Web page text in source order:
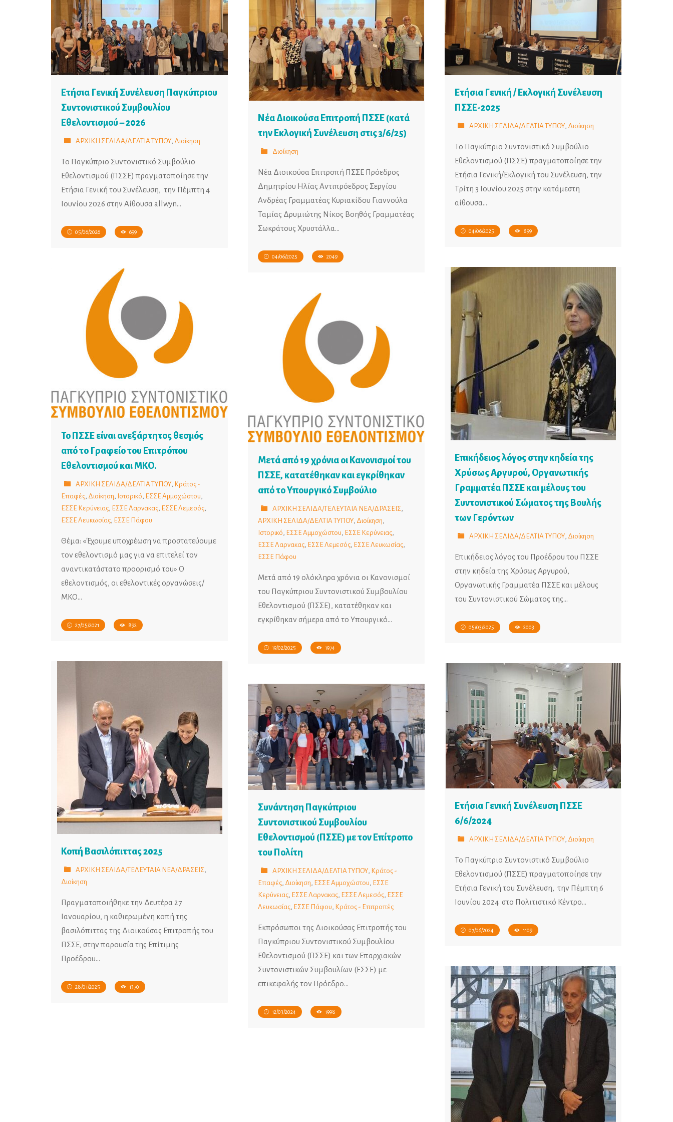
Ετήσια Γενική Συνέλευση Παγκύπριου
Συντονιστικού Συμβουλίου
Εθελοντισμού – 2026
ΑΡΧΙΚΗ ΣΕΛΙΔΑ/ΔΕΛΤΙΑ ΤΥΠΟΥ, Διοίκηση
Το Παγκύπριο Συντονιστικό Συμβούλιο
Εθελοντισμού (ΠΣΣΕ) πραγματοποίησε την
Ετήσια Γενική του Συνέλευση, την Πέμπτη 4
Ιουνίου 2026 στην Αίθουσα allwyn…
05/06/2026 699
Νέα Διοικούσα Επιτροπή ΠΣΣΕ (κατά
την Εκλογική Συνέλευση στις 3/6/25)
Διοίκηση
Νέα Διοικούσα Επιτροπή ΠΣΣΕ Πρόεδρος
Δημητρίου Ηλίας Αντιπρόεδρος Σεργίου
Ανδρέας Γραμματέας Κυριακίδου Γιαννούλα
Ταμίας Δρυμιώτης Νίκος Βοηθός Γραμματέας
Σωκράτους Χρυστάλλα…
04/06/2025 2049
Ετήσια Γενική / Εκλογική Συνέλευση
ΠΣΣΕ-2025
ΑΡΧΙΚΗ ΣΕΛΙΔΑ/ΔΕΛΤΙΑ ΤΥΠΟΥ, Διοίκηση
Το Παγκύπριο Συντονιστικό Συμβούλιο
Εθελοντισμού (ΠΣΣΕ) πραγματοποίησε την
Ετήσια Γενική/Εκλογική του Συνέλευση, την
Τρίτη 3 Ιουνίου 2025 στην κατάμεστη
αίθουσα…
04/06/2025 899
Επικήδειος λόγος στην κηδεία της
Χρύσως Αργυρού, Οργανωτικής
Γραμματέα ΠΣΣΕ και μέλους του
Συντονιστικού Σώματος της Βουλής
των Γερόντων
ΑΡΧΙΚΗ ΣΕΛΙΔΑ/ΔΕΛΤΙΑ ΤΥΠΟΥ, Διοίκηση
Επικήδειος λόγος του Προέδρου του ΠΣΣΕ
στην κηδεία της Χρύσως Αργυρού,
Οργανωτικής Γραμματέα ΠΣΣΕ και μέλους
του Συντονιστικού Σώματος της…
05/03/2025 2003
Το ΠΣΣΕ είναι ανεξάρτητος θεσμός
από το Γραφείο του Επιτρόπου
Εθελοντισμού και ΜΚΟ.
ΑΡΧΙΚΗ ΣΕΛΙΔΑ/ΔΕΛΤΙΑ ΤΥΠΟΥ, Κράτος -
Επαφές, Διοίκηση, Ιστορικό, ΕΣΣΕ Αμμοχώστου,
ΕΣΣΕ Κερύνειας, ΕΣΣΕ Λαρνακας, ΕΣΣΕ Λεμεσός,
ΕΣΣΕ Λευκωσίας, ΕΣΣΕ Πάφου
Θέμα: «Έχουμε υποχρέωση να προστατεύουμε
τον εθελοντισμό μας για να επιτελεί τον
αναντικατάστατο προορισμό του» Ο
εθελοντισμός, οι εθελοντικές οργανώσεις/
ΜΚΟ…
27/05/2021 892
Μετά από 19 χρόνια οι Κανονισμοί του
ΠΣΣΕ, κατατέθηκαν και εγκρίθηκαν
από το Υπουργικό Συμβούλιο
ΑΡΧΙΚΗ ΣΕΛΙΔΑ/ΤΕΛΕΥΤΑΙΑ ΝΕΑ/ΔΡΑΣΕΙΣ,
ΑΡΧΙΚΗ ΣΕΛΙΔΑ/ΔΕΛΤΙΑ ΤΥΠΟΥ, Διοίκηση,
Ιστορικό, ΕΣΣΕ Αμμοχώστου, ΕΣΣΕ Κερύνειας,
ΕΣΣΕ Λαρνακας, ΕΣΣΕ Λεμεσός, ΕΣΣΕ Λευκωσίας,
ΕΣΣΕ Πάφου
Μετά από 19 ολόκληρα χρόνια οι Κανονισμοί
του Παγκύπριου Συντονιστικού Συμβουλίου
Εθελοντισμού (ΠΣΣΕ), κατατέθηκαν και
εγκρίθηκαν σήμερα από το Υπουργικό…
19/02/2025 1974
Κοπή Βασιλόπιττας 2025
ΑΡΧΙΚΗ ΣΕΛΙΔΑ/ΤΕΛΕΥΤΑΙΑ ΝΕΑ/ΔΡΑΣΕΙΣ,
Διοίκηση
Πραγματοποιήθηκε την Δευτέρα 27
Ιανουαρίου, η καθιερωμένη κοπή της
βασιλόπιττας της Διοικούσας Επιτροπής του
ΠΣΣΕ, στην παρουσία της Επίτιμης
Προέδρου…
28/01/2025 1370
Ετήσια Γενική Συνέλευση ΠΣΣΕ
6/6/2024
ΑΡΧΙΚΗ ΣΕΛΙΔΑ/ΔΕΛΤΙΑ ΤΥΠΟΥ, Διοίκηση
Το Παγκύπριο Συντονιστικό Συμβούλιο
Εθελοντισμού (ΠΣΣΕ) πραγματοποίησε την
Ετήσια Γενική του Συνέλευση, την Πέμπτη 6
Ιουνίου 2024 στο Πολιτιστικό Κέντρο…
07/06/2024 1109
Συνάντηση Παγκύπριου
Συντονιστικού Συμβουλίου
Εθελοντισμού (ΠΣΣΕ) με τον Επίτροπο
του Πολίτη
ΑΡΧΙΚΗ ΣΕΛΙΔΑ/ΔΕΛΤΙΑ ΤΥΠΟΥ Κράτος -
Επαφές Διοίκηση ΕΣΣΕ Αμμοχώστου
ΕΣΣΕ
Κερύνειας ΕΣΣΕ Λαρνακας ΕΣΣΕ Λεμεσός ΕΣΣΕ
Λευκωσίας ΕΣΣΕ Πάφου Κράτος - Επιτροπές
Εκπρόσωποι της Διοικούσας Επιτροπής του
Παγκύπριου Συντονιστικού Συμβουλίου
Εθελοντισμού (ΠΣΣΕ) και των Επαρχιακών
Συντονιστικών Συμβουλίων (ΕΣΣΕ) με
επικεφαλής τον Πρόεδρο…
12/03/2024 1998